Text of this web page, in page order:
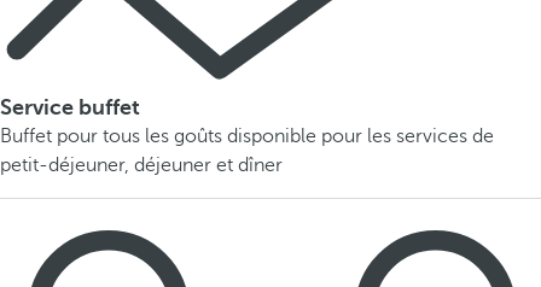
Service buffet
Buffet pour tous les goûts disponible pour les services de
petit-déjeuner, déjeuner et dîner